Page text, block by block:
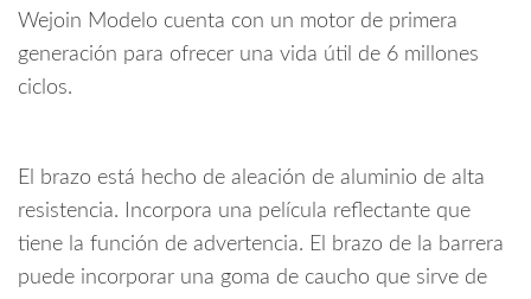
o
Derecha
Wejoin Modelo cuenta con un motor de primera
generación para ofrecer una vida útil de 6 millones
ciclos.
El brazo está hecho de aleación de aluminio de alta
resistencia. Incorpora una película reflectante que
tiene la función de advertencia. El brazo de la barrera
puede incorporar una goma de caucho que sirve de